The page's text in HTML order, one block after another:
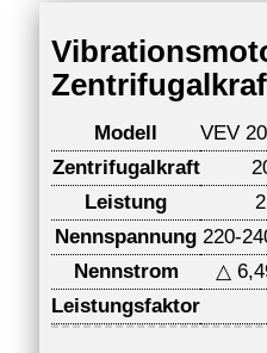
Modell
VEV
Zentrifugalkraft
Leistung
Nennspannung 220-
Nennstrom
△
Leistungsfaktor